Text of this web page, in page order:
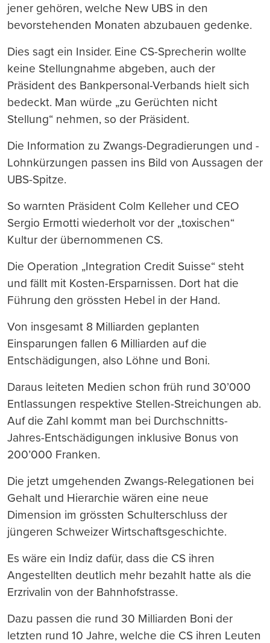
jener gehören, welche New UBS in den
bevorstehenden Monaten abzubauen gedenke.
Dies sagt ein Insider. Eine CS-Sprecherin wollte
keine Stellungnahme abgeben, auch der
Präsident des Bankpersonal-Verbands hielt sich
bedeckt. Man würde „zu Gerüchten nicht
Stellung“ nehmen, so der Präsident.
Die Information zu Zwangs-Degradierungen und -
Lohnkürzungen passen ins Bild von Aussagen der
UBS-Spitze.
So warnten Präsident Colm Kelleher und CEO
Sergio Ermotti wiederholt vor der „toxischen“
Kultur der übernommenen CS.
Die Operation „Integration Credit Suisse“ steht
und fällt mit Kosten-Ersparnissen. Dort hat die
Führung den grössten Hebel in der Hand.
Von insgesamt 8 Milliarden geplanten
Einsparungen fallen 6 Milliarden auf die
Entschädigungen, also Löhne und Boni.
Daraus leiteten Medien schon früh rund 30’000
Entlassungen respektive Stellen-Streichungen ab.
Auf die Zahl kommt man bei Durchschnitts-
Jahres-Entschädigungen inklusive Bonus von
200’000 Franken.
Die jetzt umgehenden Zwangs-Relegationen bei
Gehalt und Hierarchie wären eine neue
Dimension im grössten Schulterschluss der
jüngeren Schweizer Wirtschaftsgeschichte.
Es wäre ein Indiz dafür, dass die CS ihren
Angestellten deutlich mehr bezahlt hatte als die
Erzrivalin von der Bahnhofstrasse.
Dazu passen die rund 30 Milliarden Boni der
letzten rund 10 Jahre, welche die CS ihren Leuten